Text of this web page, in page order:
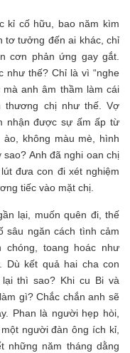
kỉ cố hữu, bao năm kìm
tơ tưởng đến ai khác, chỉ
cơn phản ứng gay gắt.
như thế? Chỉ là vì “nghe
anh âm thầm làm cái
thương chị như thế. Vợ
nhận được sự ấm ấp từ
không màu mè, hình
Anh đã nghi oan chị
đưa con đi xét nghiệm
tiếc vào mặt chị.
lại, muốn quên đi, thế
sâu ngăn cách tình cảm
toang hoác như
Dù kết quả hai cha con
thì sao? Khi cu Bi và
gì? Chắc chắn anh sẽ
Phan là người hẹp hòi,
người đàn ông ích kỉ,
những năm tháng dằng